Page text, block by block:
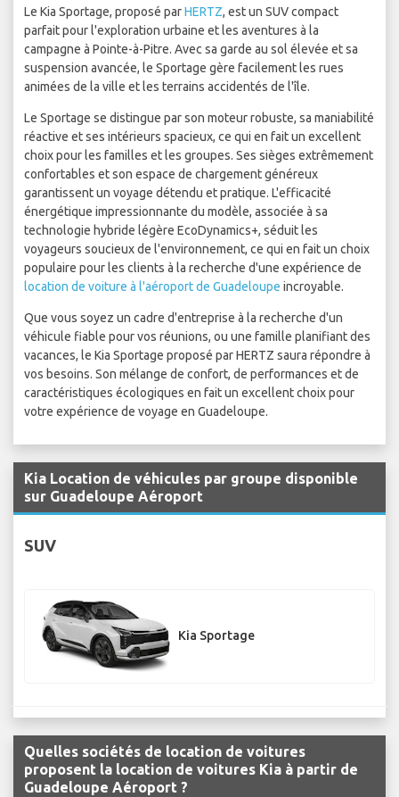
Le Kia Sportage, proposé parHERTZ, est un SUV compact
parfait pour l'exploration urbaine et les aventures à la
campagne à Pointe-à-Pitre. Avec sa garde au sol élevée et sa
suspension avancée, le Sportage gère facilement les rues
animées de la ville et les terrains accidentés de l'île.
Le Sportage se distingue par son moteur robuste, sa maniabilité
réactive et ses intérieurs spacieux, ce qui en fait un excellent
choix pour les familles et les groupes. Ses sièges extrêmement
confortables et son espace de chargement généreux
garantissent un voyage détendu et pratique. L'efficacité
énergétique impressionnante du modèle, associée à sa
technologie hybride légère EcoDynamics+, séduit les
voyageurs soucieux de l'environnement, ce qui en fait un choix
populaire pour les clients à la recherche d'une expérience de
location de voiture à l'aéroport de Guadeloupe incroyable.
Que vous soyez un cadre d'entreprise à la recherche d'un
véhicule fiable pour vos réunions, ou une famille planifiant des
vacances, le Kia Sportage proposé par HERTZ saura répondre à
vos besoins. Son mélange de confort, de performances et de
caractéristiques écologiques en fait un excellent choix pour
votre expérience de voyage en Guadeloupe.
Kia Location de véhicules par groupe disponible
sur Guadeloupe Aéroport
SUV
Kia Sportage
Quelles sociétés de location de voitures
proposent la location de voitures Kia à partir de
Guadeloupe Aéroport ?